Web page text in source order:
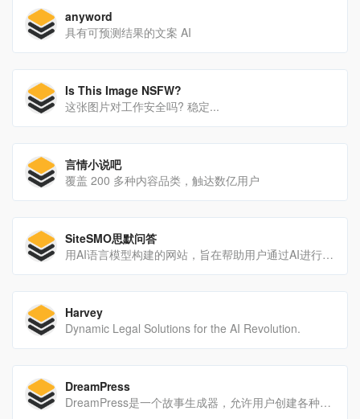
anyword
具有可预测结果的文案 AI
Is This Image NSFW?
这张图片对工作安全吗? 稳定...
言情小说吧
覆盖 200 多种内容品类，触达数亿用户
SiteSMO思默问答
用AI语言模型构建的网站，旨在帮助用户通过AI进行语言理解和生成，以回答用户的问题和提供帮助。它通过AI应用，致力于提高用户在工作和生活中的效率。
Harvey
Dynamic Legal Solutions for the AI Revolution.
DreamPress
DreamPress是一个故事生成器，允许用户创建各种类型的个性化小说故事，在那里他们可以成为主角。